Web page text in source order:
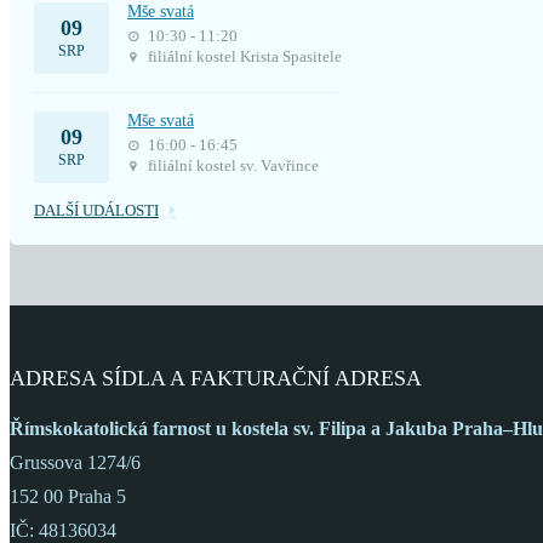
09
SRP
Mše svatá
10:30 - 11:20
filiální kostel Krista Spasitele
09
SRP
Mše svatá
16:00 - 16:45
filiální kostel sv. Vavřince
DALŠÍ UDÁLOSTI
ADRESA SÍDLA A FAKTURAČNÍ ADRESA
Římskokatolická farnost u kostela sv. Filipa a Jakuba
Grussova 1274/6
152 00 Praha 5
IČ: 48136034